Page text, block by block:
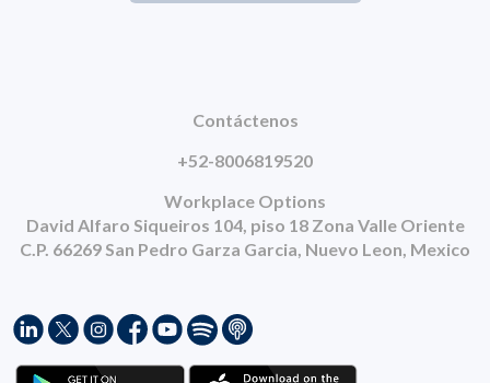
Contáctenos
+52-8006819520
Workplace Options
David Alfaro Siqueiros 104, piso 18 Zona Valle Oriente
C.P. 66269 San Pedro Garza Garcia, Nuevo Leon, Mexico